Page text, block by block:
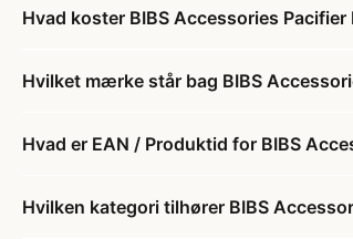
Hvad koster BIBS Accessories
Hvilket mærke står bag BIBS
Hvad er EAN / Produktid for BIBS
Hvilken kategori tilhører BIBS